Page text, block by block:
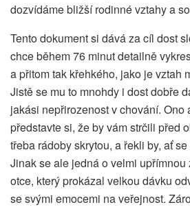
dozvídáme bližší rodinné vztahy a
Tento dokument si dává za cíl dost
chce během 76 minut detailně
a přitom tak křehkého, jako je vztah
Jistě se mu to mnohdy i dost dobře
jakási nepřirozenost v chování. Ono
představte si, že by vám strčili před
třeba rádoby skrytou, a řekli by, ať
Jinak se ale jedná o velmi
otce, který prokázal velkou dávku
se svými emocemi na veřejnost.